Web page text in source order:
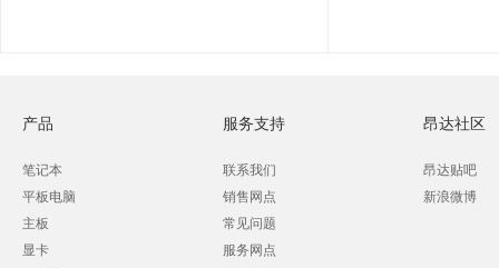
产品
笔记本
平板电脑
主板
显卡
服务支持
联系我们
销售网点
常见问题
服务网点
昂达社区
昂达贴吧
新浪微博